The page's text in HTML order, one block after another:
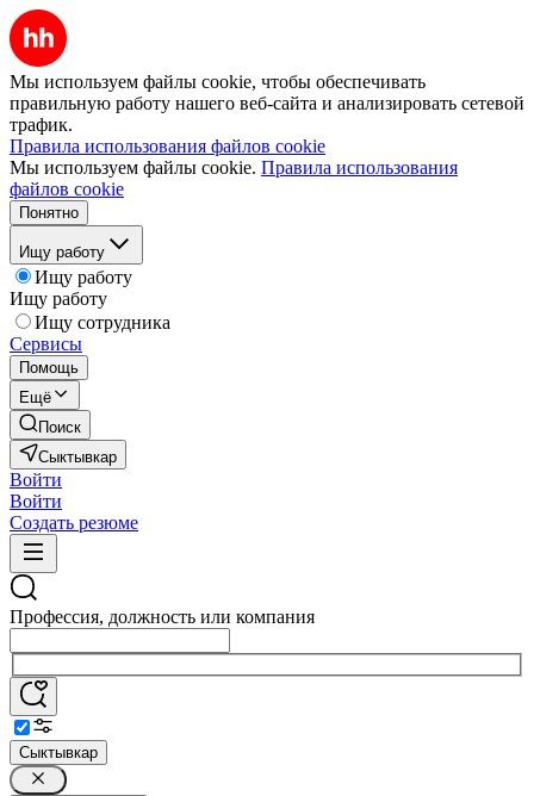
Мы используем файлы cookie, чтобы обеспечивать
правильную работу нашего веб-сайта и анализировать сетевой
трафик.
Правила использования файлов cookie
Мы используем файлы cookie. Правила использования
файлов cookie
Понятно
Ищу работу
Ищу работу
Ищу работу
Ищу сотрудника
Сервисы
Помощь
Ещё
Поиск
Сыктывкар
Войти
Войти
Создать резюме
Профессия, должность или компания
Сыктывкар